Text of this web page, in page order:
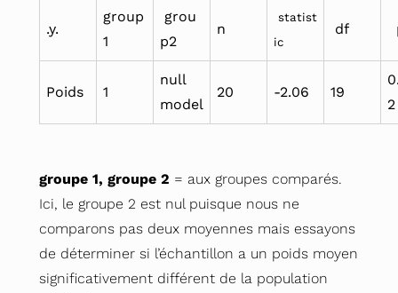
.y.
group
1
grou
p2
n
statist
ic
df
Poids 1
null
model
20 -2.06 19
2
groupe 1, groupe 2 = aux groupes comparés.
Ici, le groupe 2 est nul puisque nous ne
comparons pas deux moyennes mais essayons
de déterminer si l’échantillon a un poids moyen
significativement différent de la population